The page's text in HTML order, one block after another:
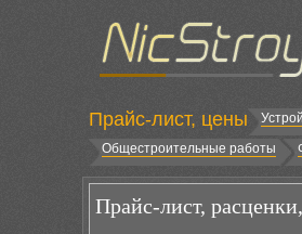
Прайс-лист, цены
Общестроительные работы
Прайс-лист,